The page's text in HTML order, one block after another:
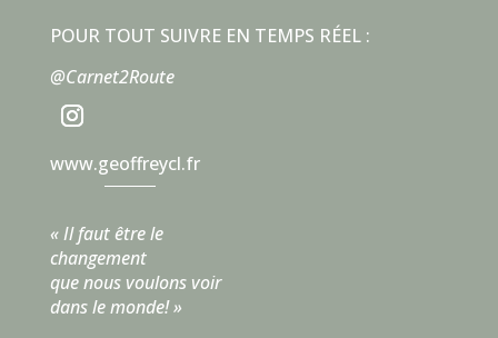
POUR TOUT SUIVRE EN TEMPS RÉEL :
@Carnet2Route
www.geoffreycl.fr
« Il faut être le
changement
que nous voulons voir
dans le monde! »